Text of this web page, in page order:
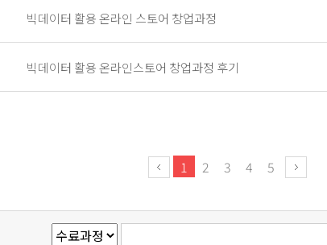
빅데이터 활용 온라인 스토어 창업과정
빅데이터 활용 온라인스토어 창업과정 후기
1 2 3 4 5